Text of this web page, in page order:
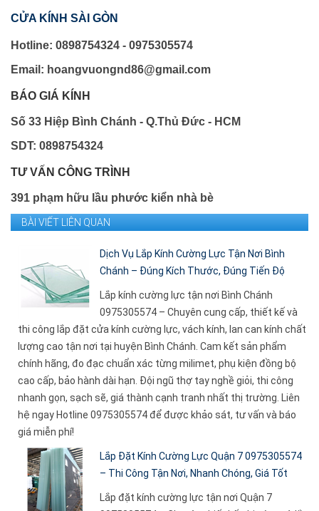
CỬA KÍNH SÀI GÒN
Hotline: 0898754324 - 0975305574
Email: hoangvuongnd86@gmail.com
BÁO GIÁ KÍNH
Số 33 Hiệp Bình Chánh - Q.Thủ Đức - HCM
SDT: 0898754324
TƯ VẤN CÔNG TRÌNH
391 phạm hữu lầu phước kiển nhà bè
BÀI VIẾT LIÊN QUAN
Dịch Vụ Lắp Kính Cường Lực Tận Nơi Bình
Chánh – Đúng Kích Thước, Đúng Tiến Độ
Lắp kính cường lực tận nơi Bình Chánh
0975305574 – Chuyên cung cấp, thiết kế và
thi công lắp đặt cửa kính cường lực, vách kính, lan can kính chất
lượng cao tận nơi tại huyện Bình Chánh. Cam kết sản phẩm
chính hãng, đo đạc chuẩn xác từng milimet, phụ kiện đồng bộ
cao cấp, bảo hành dài hạn. Đội ngũ thợ tay nghề giỏi, thi công
nhanh gọn, sạch sẽ, giá thành cạnh tranh nhất thị trường. Liên
hệ ngay Hotline 0975305574 để được khảo sát, tư vấn và báo
giá miễn phí!
Lắp Đặt Kính Cường Lực Quận 7 0975305574
– Thi Công Tận Nơi, Nhanh Chóng, Giá Tốt
Lắp đặt kính cường lực tận nơi Quận 7